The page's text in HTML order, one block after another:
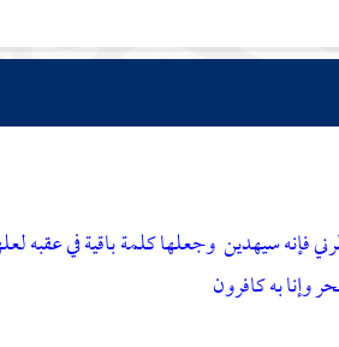
فإنه سيهدينوجعلها كلمة باقية في عقبه
وإنا به كافرون